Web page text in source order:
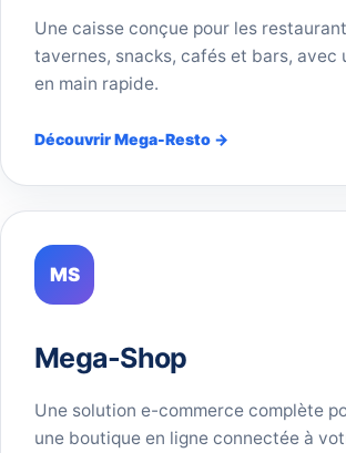
Une caisse conçue pour les
tavernes, snacks, cafés et bars, avec
en main rapide.
Découvrir Mega-Resto →
MS
Mega-Shop
Une solution e-commerce complète
une boutique en ligne connectée à